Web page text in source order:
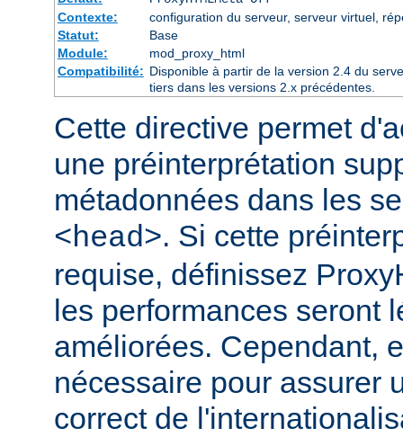
Contexte:
configuration du serveur, serveur virtuel,
Statut:
Base
Module:
mod_proxy_html
Compatibilité: Disponible à partir de la version 2.4 du
tiers dans les versions 2.x précédentes.
Cette directive permet
une préinterprétation
métadonnées dans les
<head>. Si cette
requise, définissez
les performances seront
améliorées. Cependant,
nécessaire pour assurer
correct de